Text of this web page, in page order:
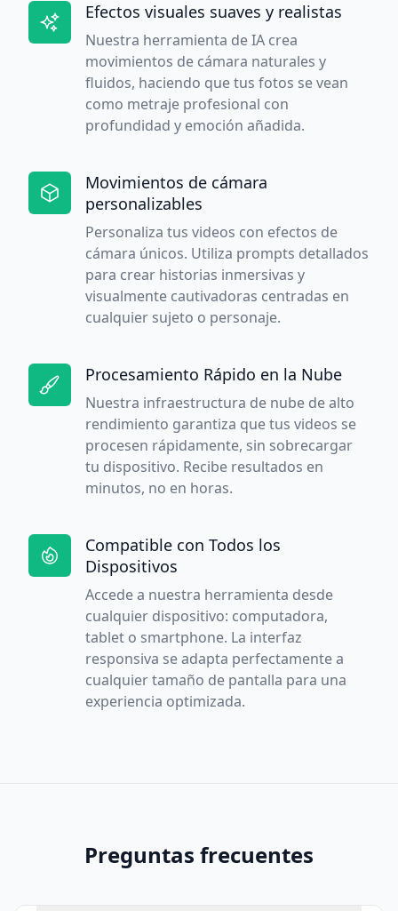
Efectos visuales suaves y realistas
Nuestra herramienta de IA crea
movimientos de cámara naturales y
fluidos, haciendo que tus fotos se vean
como metraje profesional con
profundidad y emoción añadida.
Movimientos de cámara
personalizables
Personaliza tus videos con efectos de
cámara únicos. Utiliza prompts detallados
para crear historias inmersivas y
visualmente cautivadoras centradas en
cualquier sujeto o personaje.
Procesamiento Rápido en la Nube
Nuestra infraestructura de nube de alto
rendimiento garantiza que tus videos se
procesen rápidamente, sin sobrecargar
tu dispositivo. Recibe resultados en
minutos, no en horas.
Compatible con Todos los
Dispositivos
Accede a nuestra herramienta desde
cualquier dispositivo: computadora,
tablet o smartphone. La interfaz
responsiva se adapta perfectamente a
cualquier tamaño de pantalla para una
experiencia optimizada.
Preguntas frecuentes